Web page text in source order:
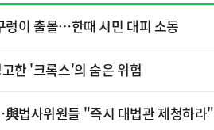
이 출몰…한때 시민 대피 소동
한 '크록스'의 숨은 위험
법사위원들 "즉시 대법관 제청하라"